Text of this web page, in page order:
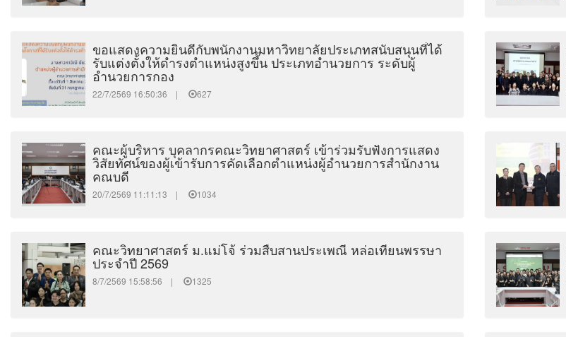
ขอแสดงความยินดีกับพนักงานมหาวิทยาลัยประเภทสนับสนุนที่ได้
รับแต่งตั้งให้ดำรงตำแหน่งสูงขึ้น ประเภทอำนวยการ ระดับผู้
อำนวยการกอง
22/7/2569 16:50:36 | 627
คณะผู้บริหาร บุคลากรคณะวิทยาศาสตร์ เข้าร่วมรับฟังการแสดง
วิสัยทัศน์ของผู้เข้ารับการคัดเลือกตำแหน่งผู้อำนวยการสำนักงาน
คณบดี
20/7/2569 11:11:13 | 1034
คณะวิทยาศาสตร์ ม.แม่โจ้ ร่วมสืบสานประเพณี หล่อเทียนพรรษา
ประจำปี 2569
8/7/2569 15:58:56 | 1325